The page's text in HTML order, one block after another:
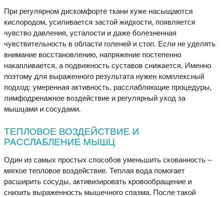
При регулярном дискомфорте ткани хуже насыщаются
кислородом, усиливается застой жидкости, появляется
чувство давления, усталости и даже болезненная
чувствительность в области голеней и стоп. Если не уделять
внимание восстановлению, напряжение постепенно
накапливается, а подвижность суставов снижается. Именно
поэтому для выраженного результата нужен комплексный
подход: умеренная активность, расслабляющие процедуры,
лимфодренажное воздействие и регулярный уход за
мышцами и сосудами.
ТЕПЛОВОЕ ВОЗДЕЙСТВИЕ И
РАССЛАБЛЕНИЕ МЫШЦ
Один из самых простых способов уменьшить скованность –
мягкое тепловое воздействие. Теплая вода помогает
расширить сосуды, активизировать кровообращение и
снизить выраженность мышечного спазма. После такой